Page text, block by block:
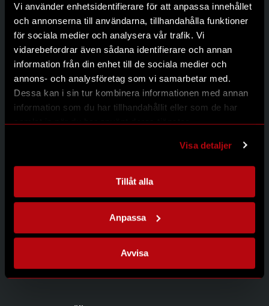
Vi använder enhetsidentifierare för att anpassa innehållet
och annonserna till användarna, tillhandahålla funktioner
för sociala medier och analysera vår trafik. Vi
vidarebefordrar även sådana identifierare och annan
information från din enhet till de sociala medier och
annons- och analysföretag som vi samarbetar med.
Dessa kan i sin tur kombinera informationen med annan
information som du har tillhandahållit eller som de har
samlat in när du har använt deras tjänster.
Visa detaljer
Tillåt alla
Anpassa
Avvisa
Produkter
Återförsäljare
Om oss
Kontakt
Integritetspolicy
Kontakta oss
08-626 95 00
info@modernum.se
Måndag-Torsdag 08.00-16.30